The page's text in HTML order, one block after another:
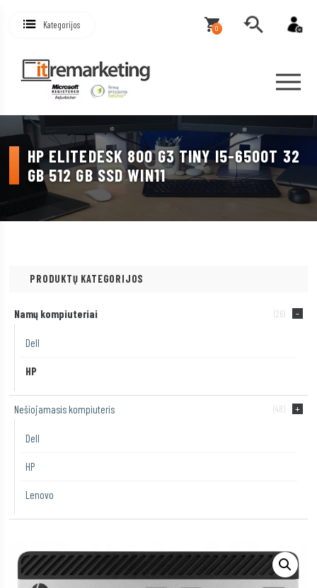
Kategorijos 0
HP ELITEDESK 800 G3 TINY I5-6500T 32
GB 512 GB SSD WIN11
PRODUKTŲ KATEGORIJOS
Namų kompiuteriai (26)
Dell
HP
Nešiojamasis kompiuteris (48)
Dell
HP
Lenovo